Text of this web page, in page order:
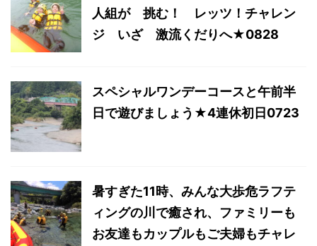
人組が 挑む！ レッツ！チャレン
ジ いざ 激流くだりへ★0828
スペシャルワンデーコースと午前半
日で遊びましょう★4連休初日0723
暑すぎた11時、みんな大歩危ラフテ
ィングの川で癒され、ファミリーも
お友達もカップルもご夫婦もチャレ